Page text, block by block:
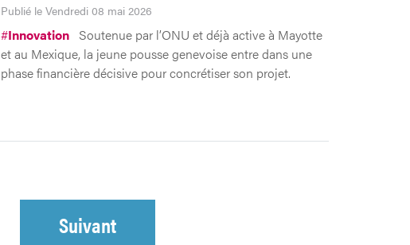
Publié le Vendredi 08 mai 2026
#Innovation Soutenue par l’ONU et déjà active à Mayotte
et au Mexique, la jeune pousse genevoise entre dans une
phase financière décisive pour concrétiser son projet.
Suivant